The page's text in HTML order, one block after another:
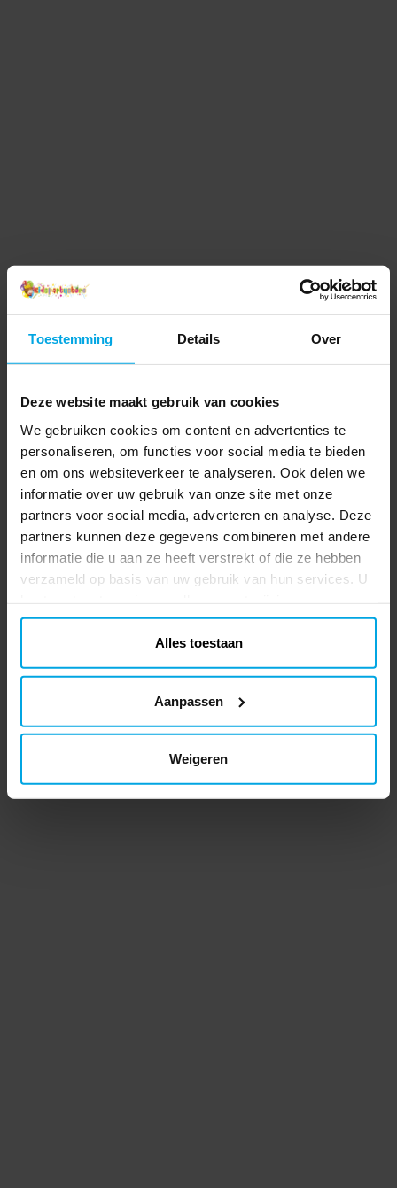
Toestemming Details Over
Deze website maakt gebruik van cookies
We gebruiken cookies om content en advertenties te
personaliseren, om functies voor social media te bieden
en om ons websiteverkeer te analyseren. Ook delen we
informatie over uw gebruik van onze site met onze
partners voor social media, adverteren en analyse. Deze
partners kunnen deze gegevens combineren met andere
informatie die u aan ze heeft verstrekt of die ze hebben
verzameld op basis van uw gebruik van hun services. U
Alles toestaan
Aanpassen
Weigeren